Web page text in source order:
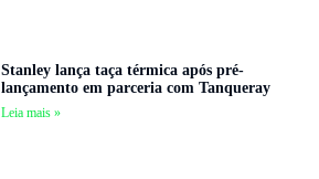
Stanley lança taça térmica após pré-
lançamento em parceria com Tanqueray
Leia mais »